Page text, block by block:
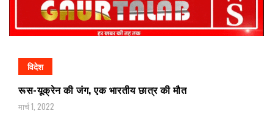
गौरतलब न्यूज
विदेश
रूस-यूक्रेन की जंग, एक भारतीय छात्र की मौत
मार्च 1, 2022